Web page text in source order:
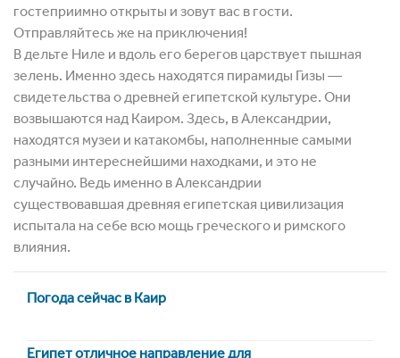
гостеприимно открыты и зовут вас в гости.
Отправляйтесь же на приключения!
В дельте Ниле и вдоль его берегов царствует пышная
зелень. Именно здесь находятся пирамиды Гизы ―
свидетельства о древней египетской культуре. Они
возвышаются над Каиром. Здесь, в Александрии,
находятся музеи и катакомбы, наполненные самыми
разными интереснейшими находками, и это не
случайно. Ведь именно в Александрии
существовавшая древняя египетская цивилизация
испытала на себе всю мощь греческого и римского
влияния.
Погода сейчас в Каир
Египет отличное направление для